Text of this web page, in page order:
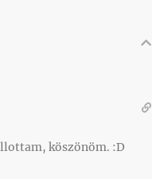
köszönöm. :D